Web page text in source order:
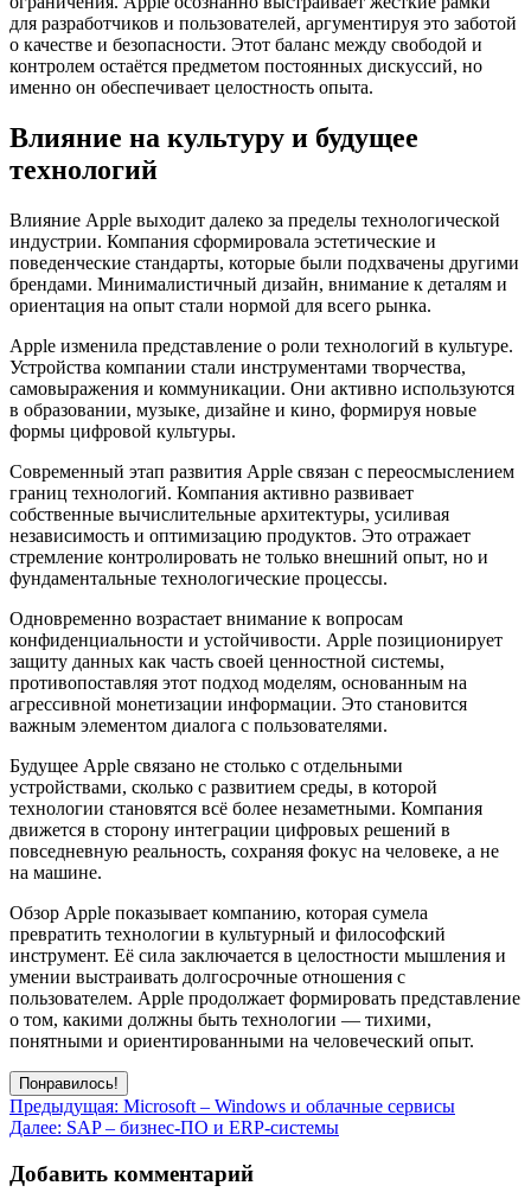
для разработчиков и пользователей, аргументируя это заботой
о качестве и безопасности. Этот баланс между свободой и
контролем остаётся предметом постоянных дискуссий, но
именно он обеспечивает целостность опыта.
Влияние на культуру и будущее
технологий
Влияние Apple выходит далеко за пределы технологической
индустрии. Компания сформировала эстетические и
поведенческие стандарты, которые были подхвачены другими
брендами. Минималистичный дизайн, внимание к деталям и
ориентация на опыт стали нормой для всего рынка.
Apple изменила представление о роли технологий в культуре.
Устройства компании стали инструментами творчества,
самовыражения и коммуникации. Они активно используются
в образовании, музыке, дизайне и кино, формируя новые
формы цифровой культуры.
Современный этап развития Apple связан с переосмыслением
границ технологий. Компания активно развивает
собственные вычислительные архитектуры, усиливая
независимость и оптимизацию продуктов. Это отражает
стремление контролировать не только внешний опыт, но и
фундаментальные технологические процессы.
Одновременно возрастает внимание к вопросам
конфиденциальности и устойчивости. Apple позиционирует
защиту данных как часть своей ценностной системы,
противопоставляя этот подход моделям, основанным на
агрессивной монетизации информации. Это становится
важным элементом диалога с пользователями.
Будущее Apple связано не столько с отдельными
устройствами, сколько с развитием среды, в которой
технологии становятся всё более незаметными. Компания
движется в сторону интеграции цифровых решений в
повседневную реальность, сохраняя фокус на человеке, а не
на машине.
Обзор Apple показывает компанию, которая сумела
превратить технологии в культурный и философский
инструмент. Её сила заключается в целостности мышления и
умении выстраивать долгосрочные отношения с
пользователем. Apple продолжает формировать представление
о том, какими должны быть технологии — тихими,
понятными и ориентированными на человеческий опыт.
Понравилось!
Навигация
по
записям
Предыдущая: Microsoft – Windows и облачные сервисы
Далее: SAP – бизнес-ПО и ERP-системы
Добавить комментарий